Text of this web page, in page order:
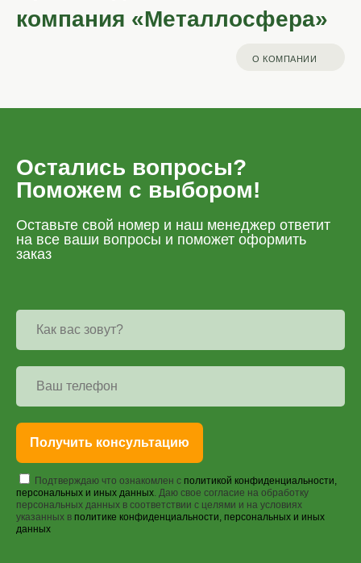
компания «Металлосфера»
О КОМПАНИИ
Остались вопросы?
Поможем с выбором!
Оставьте свой номер и наш менеджер ответит
на все ваши вопросы и поможет оформить
заказ
Получить консультацию
Подтверждаю что ознакомлен с политикой конфиденциальности,
персональных и иных данных. Даю свое согласие на обработку
персональных данных в соответствии с целями и на условиях
указанных в политике конфиденциальности, персональных и иных
данных